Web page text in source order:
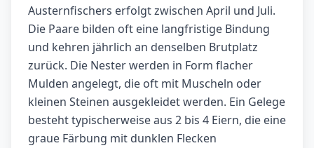
Austernfischers erfolgt zwischen April und Juli.
Die Paare bilden oft eine langfristige Bindung
und kehren jährlich an denselben Brutplatz
zurück. Die Nester werden in Form flacher
Mulden angelegt, die oft mit Muscheln oder
kleinen Steinen ausgekleidet werden. Ein Gelege
besteht typischerweise aus 2 bis 4 Eiern, die eine
graue Färbung mit dunklen Flecken